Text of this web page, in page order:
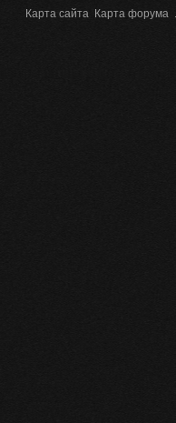
Карта сайта Карта форума